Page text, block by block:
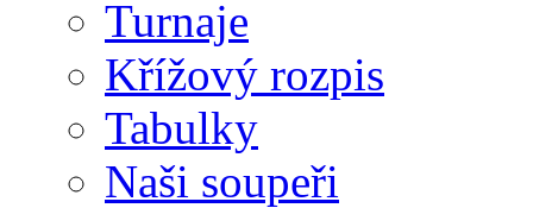
Turnaje
Křížový rozpis
Tabulky
Naši soupeři